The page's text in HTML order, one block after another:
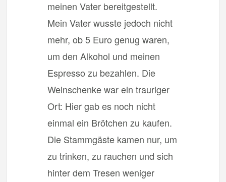
meinen Vater bereitgestellt.
Mein Vater wusste jedoch nicht
mehr, ob 5 Euro genug waren,
um den Alkohol und meinen
Espresso zu bezahlen. Die
Weinschenke war ein trauriger
Ort: Hier gab es noch nicht
einmal ein Brötchen zu kaufen.
Die Stammgäste kamen nur, um
zu trinken, zu rauchen und sich
hinter dem Tresen weniger